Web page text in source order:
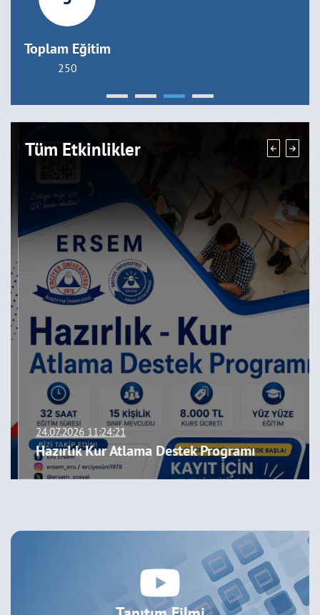
Toplam Eğitim
250
Tüm Etkinlikler
24.07.2026 11:24:21
Hazırlık Kur Atlama Destek Programı